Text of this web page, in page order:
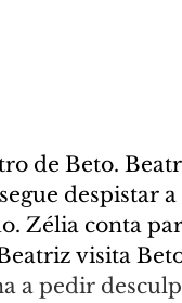
de Beto.
despistar
Zélia conta
visita
a pedir